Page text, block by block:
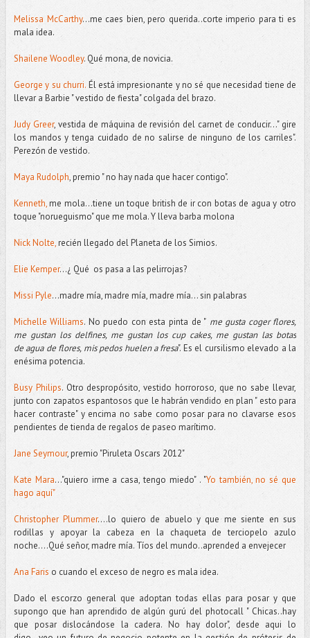
Melissa McCarthy...me caes bien, pero querida..corte imperio para ti es
mala idea.
Shailene Woodley. Qué mona, de novicia.
George y su churri. Él está impresionante y no sé que necesidad tiene de
llevar a Barbie " vestido de fiesta" colgada del brazo.
Judy Greer, vestida de máquina de revisión del carnet de conducir..." gire
los mandos y tenga cuidado de no salirse de ninguno de los carriles".
Perezón de vestido.
Maya Rudolph, premio " no hay nada que hacer contigo".
Kenneth,me mola...tiene un toque british de ir con botas de agua y otro
toque "norueguismo" que me mola. Y lleva barba molona
Nick Nolte,recién llegado del Planeta de los Simios.
Elie Kemper...¿ Qué os pasa a las pelirrojas?
Missi Pyle...madre mía, madre mía, madre mía... sin palabras
Michelle Williams. No puedo con esta pinta de " me gusta coger flores,
me gustan los delfines, me gustan los cup cakes, me gustan las botas
de agua de flores, mis pedos huelen a fresa". Es el cursilismo elevado a la
enésima potencia.
Busy Philips. Otro despropósito, vestido horroroso, que no sabe llevar,
junto con zapatos espantosos que le habrán vendido en plan " esto para
hacer contraste" y encima no sabe como posar para no clavarse esos
pendientes de tienda de regalos de paseo marítimo.
Jane Seymour, premio "Piruleta Oscars 2012"
Kate Mara..."quiero irme a casa, tengo miedo" . "Yo también, no sé que
hago aquí"
Christopher Plummer....lo quiero de abuelo y que me siente en sus
rodillas y apoyar la cabeza en la chaqueta de terciopelo azulo
noche....Qué señor, madre mía. Tíos del mundo..aprended a envejecer
Ana Faris o cuando el exceso de negro es mala idea.
Dado el escorzo general que adoptan todas ellas para posar y que
supongo que han aprendido de algún gurú del photocall " Chicas..hay
que posar dislocándose la cadera. No hay dolor", desde aqui lo